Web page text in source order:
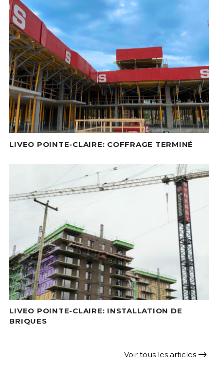
LIVEO POINTE-CLAIRE: COFFRAGE TERMINÉ
LIVEO POINTE-CLAIRE: INSTALLATION DE
BRIQUES
Voir tous les articles